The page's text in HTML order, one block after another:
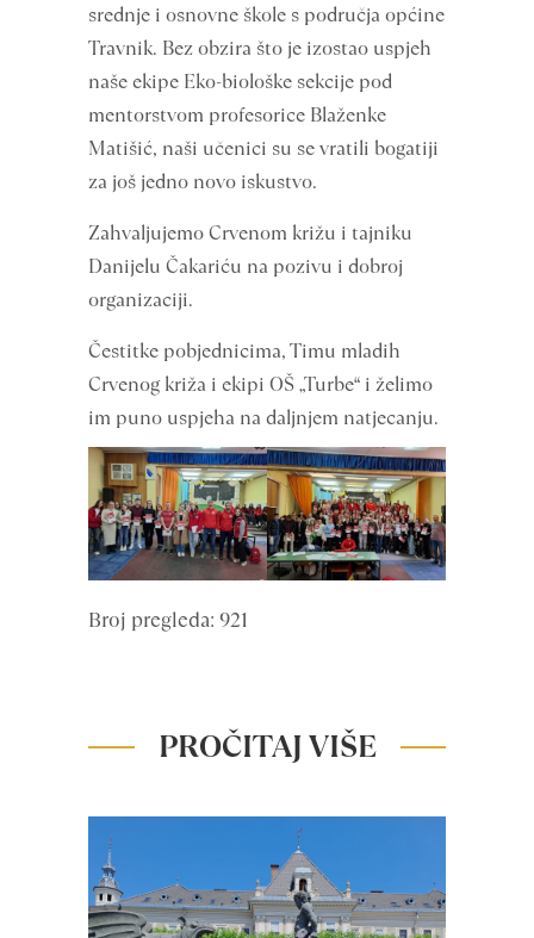
srednje i osnovne škole s područja općine
Travnik. Bez obzira što je izostao uspjeh
naše ekipe Eko-biološke sekcije pod
mentorstvom profesorice Blaženke
Matišić, naši učenici su se vratili bogatiji
za još jedno novo iskustvo.
Zahvaljujemo Crvenom križu i tajniku
Danijelu Čakariću na pozivu i dobroj
organizaciji.
Čestitke pobjednicima, Timu mladih
Crvenog križa i ekipi OŠ „Turbe“ i želimo
im puno uspjeha na daljnjem natjecanju.
Broj pregleda: 921
PROČITAJ VIŠE